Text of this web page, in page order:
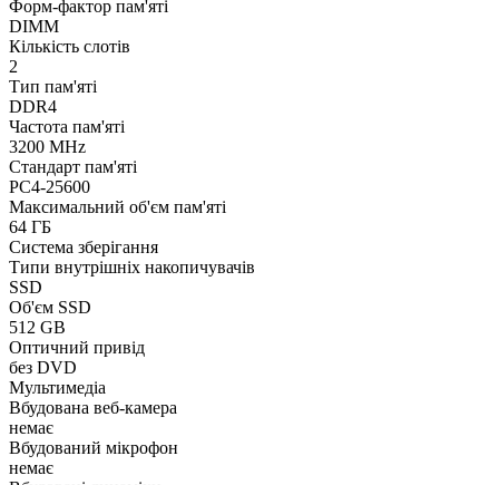
Форм-фактор пам'яті
DIMM
Кількість слотів
2
Тип пам'яті
DDR4
Частота пам'яті
3200 MHz
Стандарт пам'яті
PC4-25600
Максимальний об'єм пам'яті
64 ГБ
Система зберігання
Типи внутрішніх накопичувачів
SSD
Об'єм SSD
512 GB
Оптичний привід
без DVD
Мультимедіа
Вбудована веб-камера
немає
Вбудований мікрофон
немає